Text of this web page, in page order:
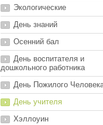
Экологические
День знаний
Осенний бал
День воспитателя и
дошкольного работника
День Пожилого
День учителя
Хэллоуин